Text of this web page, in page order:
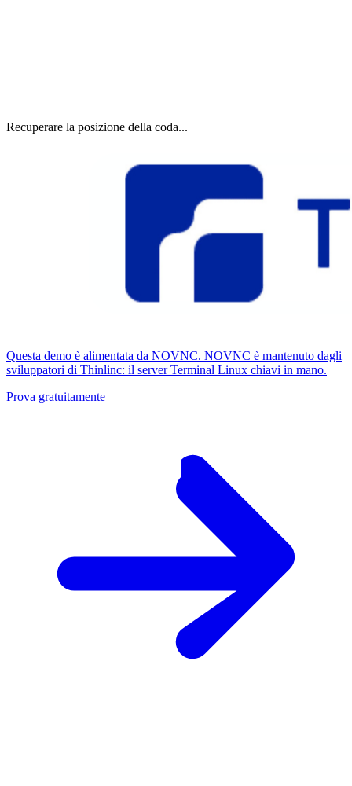
Recuperare la posizione della coda...
Questa demo è alimentata da NOVNC. NOVNC è mantenuto dagli
sviluppatori di Thinlinc: il server Terminal Linux chiavi in ​​mano.
Prova gratuitamente